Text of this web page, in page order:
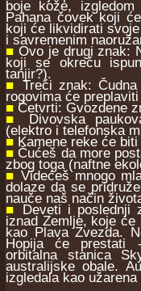
boje kože,
Pahana čovek koji
koji će likvidirati
i savremenim
■ Ovo je drugi znak:
koji se okreću
tanjir?).
■ Treći znak:
rogovima će
■ Četvrti: Gvozdene
■ Divovska
(elektro i telefonska
■ Kamene reke će
■ Čućeš da more
zbog toga (naftne
■ Videćeš mnogo
dolaze da se
nauče naš način
■ Deveti i poslednji
iznad Zemlje, koje
kao Plava Zvezda.
Hopija će prestati
orbitalna stanica
australijske obale.
izgledala kao užarena